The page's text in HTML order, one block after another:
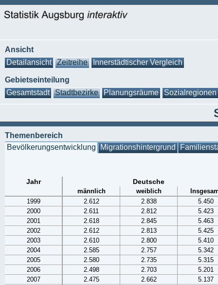
Ansicht
Detailansicht
Zeitreihe Innerstädtischer Vergleich
Gebietseinteilung
Gesamtstadt
Stadtbezirke Planungsräume Sozialregionen
Themenbereich
Bevölkerungsentwicklung Migrationshintergrund
Jahr Deutsche
männlich weiblich
1999
2.612 2.838
5.450
2000
2.611 2.812
5.423
2001
2.618 2.845
5.463
2002
2.612 2.813
5.425
2003
2.610 2.800
5.410
2004
2.585 2.757
5.342
2005
2.580 2.735
5.315
2006
2.498 2.703
5.201
2007
2.475 2.662
5.137